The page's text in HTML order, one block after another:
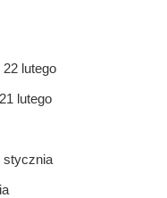
22 lutego
lutego
stycznia